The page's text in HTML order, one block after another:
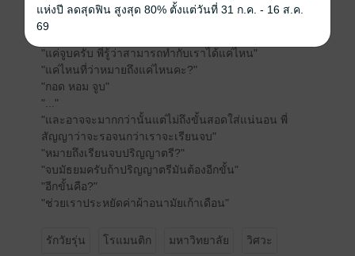
"แค่จูบครับ พี่รู้ว่าสามารถทำกับเราได้แค่ไหน"
"แค่ไหนที่ว่าหมายถึงแค่ไหนคะ?"
"กอด หอม จูบ"
"..."
"และอาจจะมากกว่านั้นแต่ไม่ถึงขั้นสอดใส่แน่นอน พี่
สัญญาว่าจะรอจนกว่าเราจะเรียนจบ"
"หมายถึงเรียนจบปริญญาตรี?"
"จบมัธยมครับถ้าปริญญาตรีมันต้องอีกขั้น"
"อีกขั้นคือ?"
"ช่วยเราประหยัดค่าผ้าอนามัยเก้าเดือน"
รักวัยรุ่น โรแมนติก มหาวิทยาลัย วิศวะ
แห่งปี ลดสุดฟิน สูงสุด 80% ตั้งแต่วันที่ 31 ก.ค. - 16 ส.ค.
69